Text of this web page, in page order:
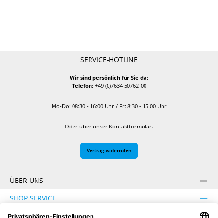
SERVICE-HOTLINE
Wir sind persönlich für Sie da:
Telefon:+49 (0)7634 50762-00
Mo-Do: 08:30 - 16:00 Uhr / Fr: 8:30 - 15.00 Uhr
Oder über unser Kontaktformular.
Vertrag widerrufen
ÜBER UNS
SHOP SERVICE
INFORMATION